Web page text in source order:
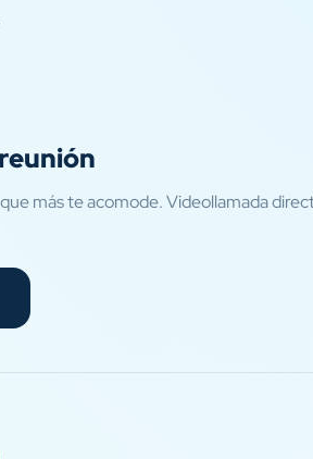
más te acomode. Videollamada